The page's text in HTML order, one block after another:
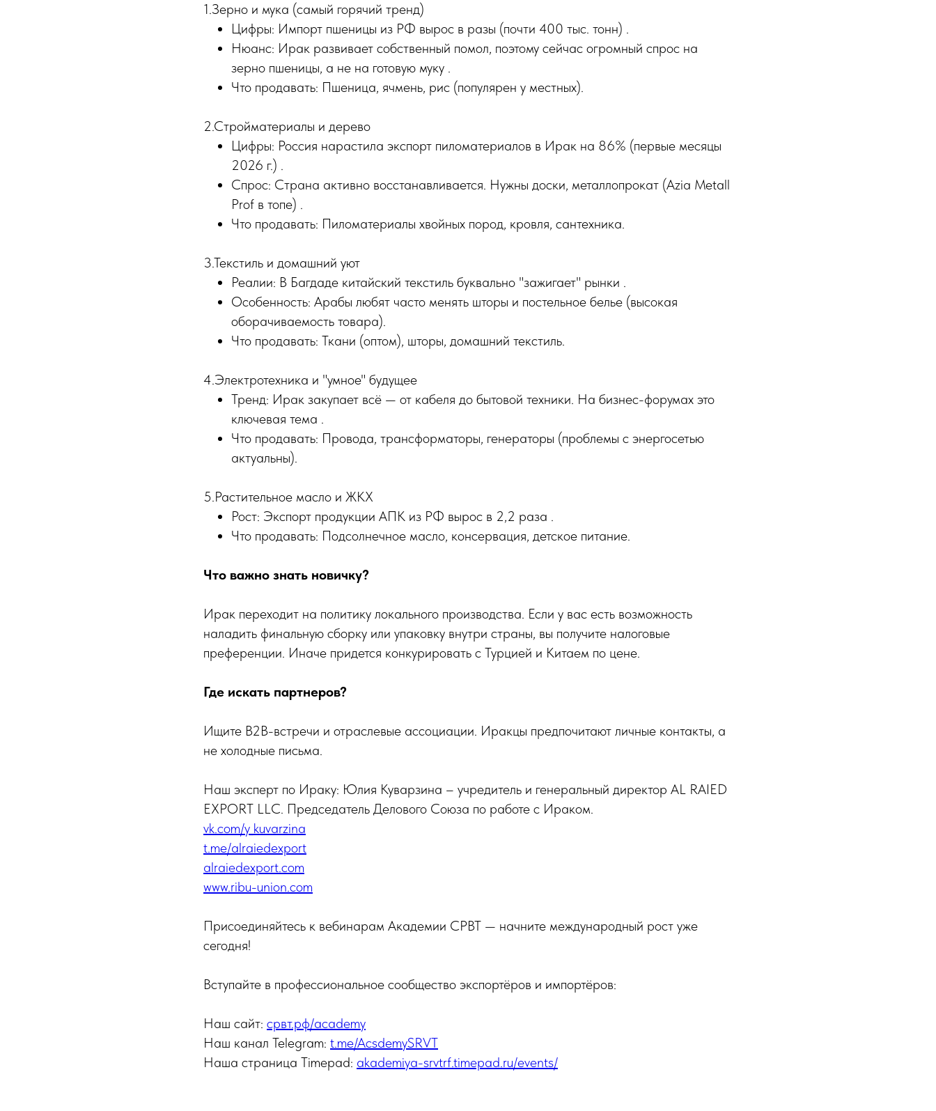
1.Зерно и мука (самый горячий тренд)
Цифры: Импорт пшеницы из РФ вырос в разы (почти 400 тыс. тонн) .
Нюанс: Ирак развивает собственный помол, поэтому сейчас огромный спрос на
зерно пшеницы, а не на готовую муку .
Что продавать: Пшеница, ячмень, рис (популярен у местных).
2.Стройматериалы и дерево
Цифры: Россия нарастила экспорт пиломатериалов в Ирак на 86% (первые месяцы
2026 г.) .
Спрос: Страна активно восстанавливается. Нужны доски, металлопрокат (Azia Metall
Prof в топе) .
Что продавать: Пиломатериалы хвойных пород, кровля, сантехника.
3.Текстиль и домашний уют
Реалии: В Багдаде китайский текстиль буквально "зажигает" рынки .
Особенность: Арабы любят часто менять шторы и постельное белье (высокая
оборачиваемость товара).
Что продавать: Ткани (оптом), шторы, домашний текстиль.
4.Электротехника и "умное" будущее
Тренд: Ирак закупает всё — от кабеля до бытовой техники. На бизнес-форумах это
ключевая тема .
Что продавать: Провода, трансформаторы, генераторы (проблемы с энергосетью
актуальны).
5.Растительное масло и ЖКХ
Рост: Экспорт продукции АПК из РФ вырос в 2,2 раза .
Что продавать: Подсолнечное масло, консервация, детское питание.
Что важно знать новичку?
Ирак переходит на политику локального производства. Если у вас есть возможность
наладить финальную сборку или упаковку внутри страны, вы получите налоговые
преференции. Иначе придется конкурировать с Турцией и Китаем по цене.
Где искать партнеров?
Ищите B2B-встречи и отраслевые ассоциации. Иракцы предпочитают личные контакты, а
не холодные письма.
Наш эксперт по Ираку: Юлия Куварзина – учредитель и генеральный директор AL RAIED
EXPORT LLC. Председатель Делового Союза по работе с Ираком.
vk.com/y_kuvarzina
t.me/alraiedexport
alraiedexport.com
www.ribu-union.com
Присоединяйтесь к вебинарам Академии СРВТ — начните международный рост уже
сегодня!
Вступайте в профессиональное сообщество экспортёров и импортёров:
Наш сайт: срвт.рф/academy
Наш канал Telegram: t.me/AcsdemySRVT
Наша страница Timepad: akademiya-srvtrf.timepad.ru/events/